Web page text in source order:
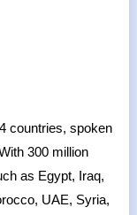
countries, spoken
300 million
as Egypt, Iraq,
UAE, Syria,